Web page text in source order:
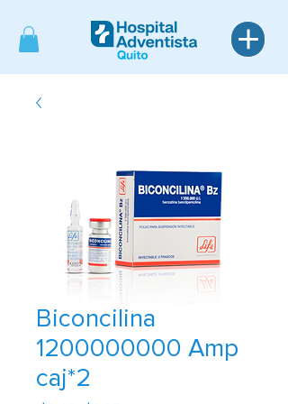
Biconcilina
1200000000 Amp
caj*2